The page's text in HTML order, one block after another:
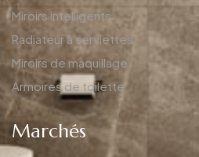
Miroirs intelligents
Radiateur à serviettes
Miroirs de maquillage
Armoires de toilette
Marchés